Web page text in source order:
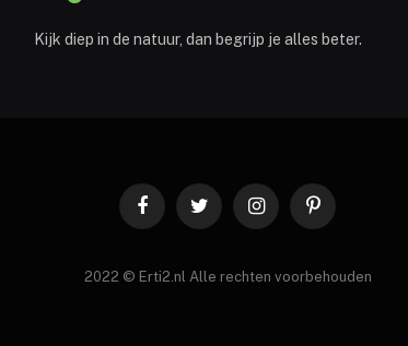
Kijk diep in de natuur, dan begrijp je alles beter.
FacebookTwitter InstagramPinterest
2022 © Erti2.nl Alle rechten voorbehouden